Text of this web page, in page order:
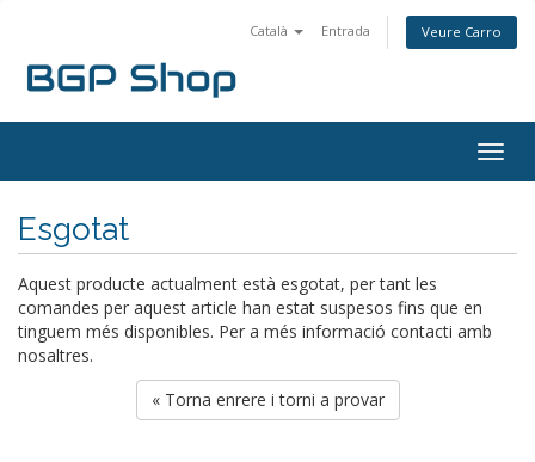
Català Entrada Veure Carro
Esgotat
Aquest producte actualment està esgotat, per tant les
comandes per aquest article han estat suspesos fins que en
tinguem més disponibles. Per a més informació contacti amb
nosaltres.
« Torna enrere i torni a provar